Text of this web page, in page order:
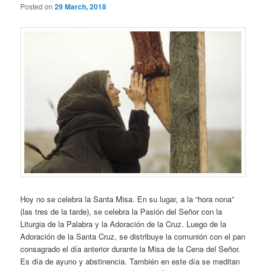
Posted on29 March, 2018
Hoy no se celebra la Santa Misa. En su lugar, a la “hora nona”
(las tres de la tarde), se celebra la Pasión del Señor con la
Liturgia de la Palabra y la Adoración de la Cruz. Luego de la
Adoración de la Santa Cruz, se distribuye la comunión con el pan
consagrado el día anterior durante la Misa de la Cena del Señor.
Es día de ayuno y abstinencia. También en este día se meditan